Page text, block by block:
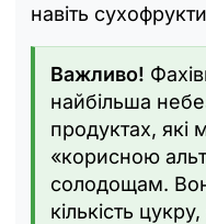
навіть
Важливо!
найбільша
продуктах, які
«корисною
солодощам.
кількість